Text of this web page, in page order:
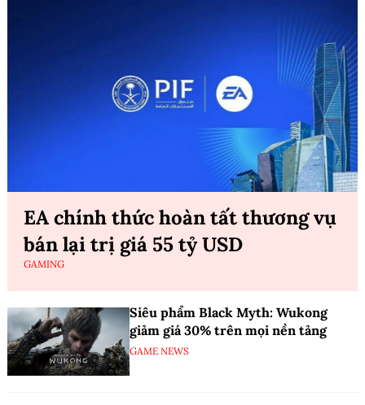
EA chính thức hoàn tất thương vụ
bán lại trị giá 55 tỷ USD
GAMING
Siêu phẩm Black Myth: Wukong
giảm giá 30% trên mọi nền tảng
GAME NEWS